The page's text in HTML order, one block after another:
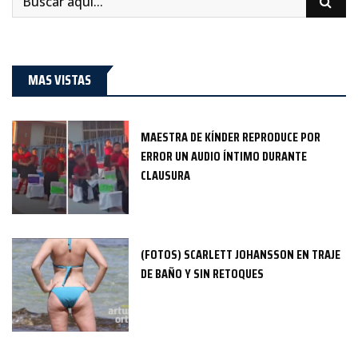
MAS VISTAS
MAESTRA DE KÍNDER REPRODUCE POR
ERROR UN AUDIO ÍNTIMO DURANTE
CLAUSURA
(FOTOS) SCARLETT JOHANSSON EN TRAJE
DE BAÑO Y SIN RETOQUES